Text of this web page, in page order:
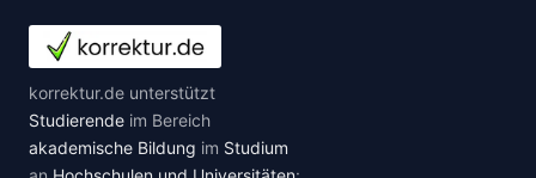
korrektur.de unterstützt
Studierende im Bereich
akademische Bildung im Studium